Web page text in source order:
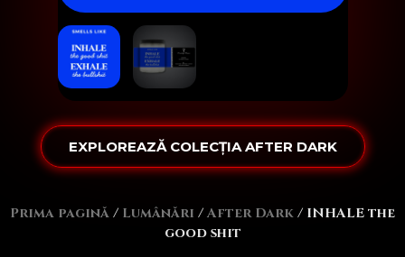
EXPLOREAZĂ COLECȚIA AFTER DARK
Prima pagină/ Lumânări /After Dark/ INHALE the
good shit